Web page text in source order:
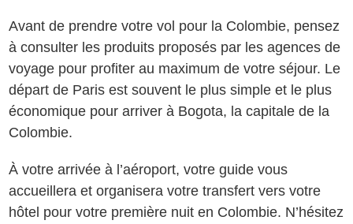
Avant de prendre votre vol pour la Colombie, pensez
à consulter les produits proposés par les agences de
voyage pour profiter au maximum de votre séjour. Le
départ de Paris est souvent le plus simple et le plus
économique pour arriver à Bogota, la capitale de la
Colombie.
À votre arrivée à l’aéroport, votre guide vous
accueillera et organisera votre transfert vers votre
hôtel pour votre première nuit en Colombie. N’hésitez